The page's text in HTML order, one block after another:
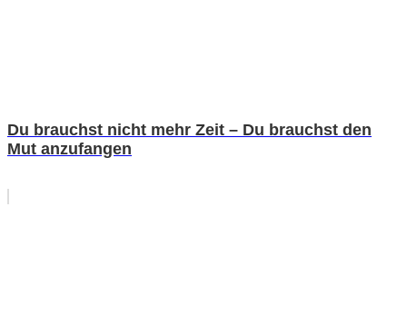
Du brauchst nicht mehr Zeit – Du brauchst den
Mut anzufangen